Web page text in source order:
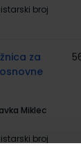
broj
za
Miklec
broj